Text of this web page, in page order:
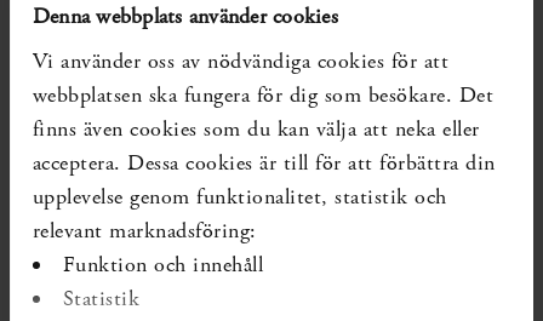
Denna webbplats använder cookies
Vi använder oss av nödvändiga cookies för att
webbplatsen ska fungera för dig som besökare. Det
finns även cookies som du kan välja att neka eller
acceptera. Dessa cookies är till för att förbättra din
upplevelse genom funktionalitet, statistik och
relevant marknadsföring:
Funktion och innehåll
Statistik
beredning för medicinsk och social utvärdering (SBU);
2022. SBU Utvärderar 349.Mer om översikten
Ej uppdaterade systematiska översikter som visar på
kunskapsluckan:
Inga identifierade
Diarienr:
SBU 2023/544
Forskning som förändrar kunskapsläget kan ha tillkommit
senare.